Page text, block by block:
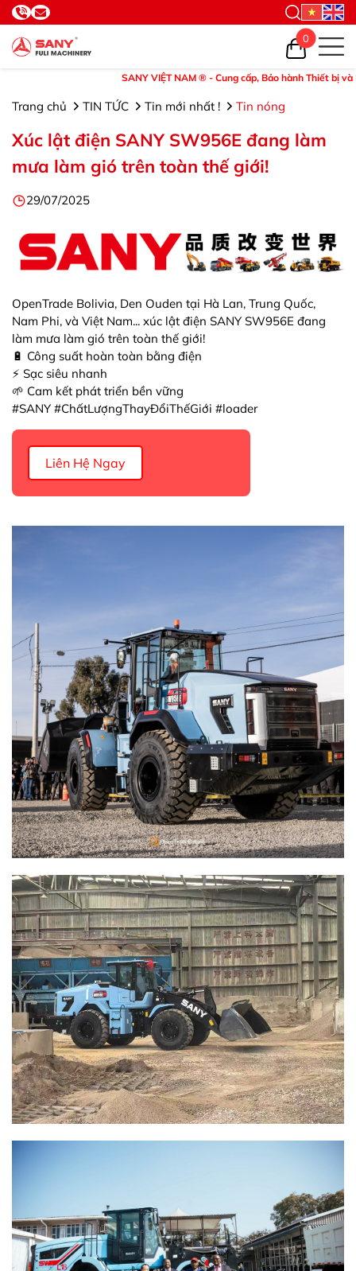
SANY VIỆT NAM ® - Cung cấp, Bảo hành Thiết bị và Phụ
0
Trang chủ TIN TỨC Tin mới nhất ! Tin nóng
Xúc lật điện SANY SW956E đang làm
mưa làm gió trên toàn thế giới!
29/07/2025
OpenTrade Bolivia, Den Ouden tại Hà Lan, Trung Quốc,
Nam Phi, và Việt Nam... xúc lật điện SANY SW956E đang
làm mưa làm gió trên toàn thế giới!
🔋 Công suất hoàn toàn bằng điện
⚡ Sạc siêu nhanh
🌱 Cam kết phát triển bền vững
#SANY #ChấtLượngThayĐổiThếGiới #loader
Liên Hệ Ngay